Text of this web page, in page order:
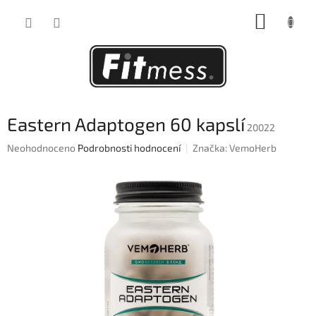
Eastern Adaptogen 60 kapslí 20022
Průměrné
Neohodnoceno Podrobnosti hodnocení Značka:VemoHerb